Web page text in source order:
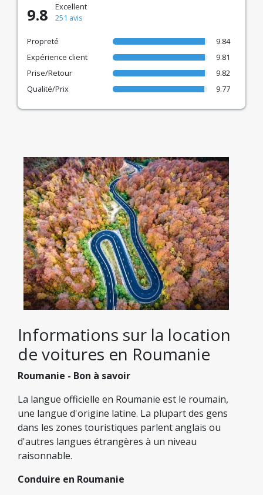
9.8
Excellent
251 avis
Propreté
9.84
Expérience client
9.81
Prise/Retour
9.82
Qualité/Prix
9.77
Informations sur la location
de voitures en Roumanie
Roumanie - Bon à savoir
La langue officielle en Roumanie est le roumain,
une langue d'origine latine. La plupart des gens
dans les zones touristiques parlent anglais ou
d'autres langues étrangères à un niveau
raisonnable.
Conduire en Roumanie